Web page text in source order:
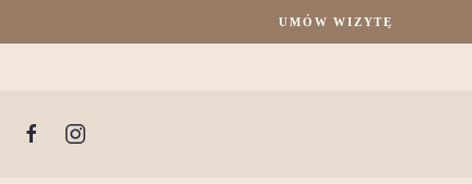
UMÓW WIZYTĘ